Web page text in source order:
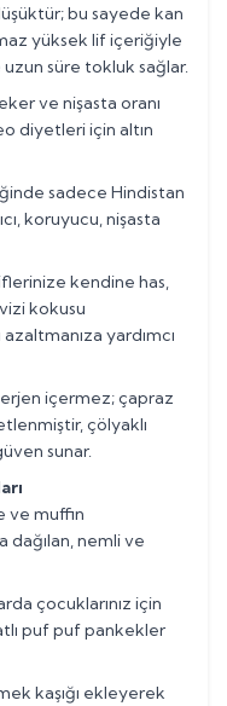
bu sayede kan
yüksek lif içeriğiyle
süre tokluk sağlar.
ve nişasta oranı
diyetleri için altın
sadece Hindistan
koruyucu, nişasta
kendine has,
kokusu
yardımcı
içermez; çapraz
çölyaklı
sunar.
ve muffin
dağılan, nemli ve
çocuklarınız için
puf puf pankekler
kaşığı ekleyerek